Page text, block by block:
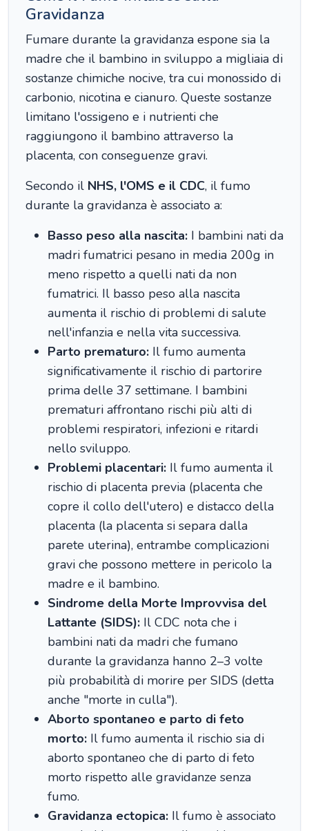
Gravidanza
Fumare durante la gravidanza espone sia la
madre che il bambino in sviluppo a migliaia di
sostanze chimiche nocive, tra cui monossido di
carbonio, nicotina e cianuro. Queste sostanze
limitano l'ossigeno e i nutrienti che
raggiungono il bambino attraverso la
placenta, con conseguenze gravi.
Secondo il NHS, l'OMS e il CDC, il fumo
durante la gravidanza è associato a:
Basso peso alla nascita: I bambini nati da
madri fumatrici pesano in media 200g in
meno rispetto a quelli nati da non
fumatrici. Il basso peso alla nascita
aumenta il rischio di problemi di salute
nell'infanzia e nella vita successiva.
Parto prematuro: Il fumo aumenta
significativamente il rischio di partorire
prima delle 37 settimane. I bambini
prematuri affrontano rischi più alti di
problemi respiratori, infezioni e ritardi
nello sviluppo.
Problemi placentari: Il fumo aumenta il
rischio di placenta previa (placenta che
copre il collo dell'utero) e distacco della
placenta (la placenta si separa dalla
parete uterina), entrambe complicazioni
gravi che possono mettere in pericolo la
madre e il bambino.
Sindrome della Morte Improvvisa del
Lattante (SIDS): Il CDC nota che i
bambini nati da madri che fumano
durante la gravidanza hanno 2–3 volte
più probabilità di morire per SIDS (detta
anche "morte in culla").
Aborto spontaneo e parto di feto
morto: Il fumo aumenta il rischio sia di
aborto spontaneo che di parto di feto
morto rispetto alle gravidanze senza
fumo.
Gravidanza ectopica: Il fumo è associato